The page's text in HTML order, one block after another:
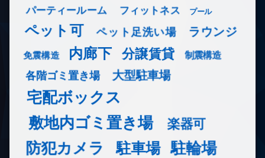
パーティールーム フィットネス プール
ペット可 ペット足洗い場 ラウンジ
免震構造 内廊下 分譲賃貸 制震構造
各階ゴミ置き場 大型駐車場
宅配ボックス
敷地内ゴミ置き場
楽器可
防犯カメラ 駐車場 駐輪場